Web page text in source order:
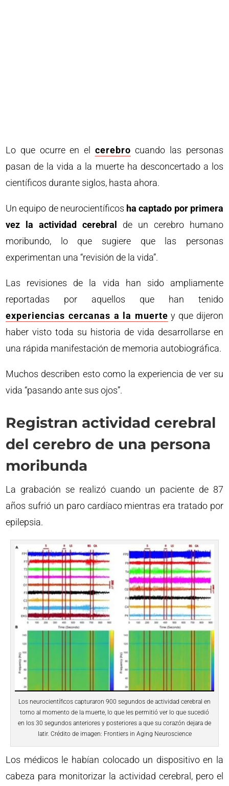
Lo que ocurre en el cerebro cuando las personas
pasan de la vida a la muerte ha desconcertado a los
científicos durante siglos, hasta ahora.
Un equipo de neurocientíficos ha captado por primera
vez la actividad cerebral
de un cerebro humano
moribundo, lo que sugiere que las personas
experimentan una “revisión de la vida”.
Las revisiones de la vida han sido ampliamente
reportadas por aquellos que han tenido
experiencias cercanas a la muerte y que dijeron
haber visto toda su historia de vida desarrollarse en
una rápida manifestación de memoria autobiográfica.
Muchos describen esto como la experiencia de ver su
vida “pasando ante sus ojos”.
Registran actividad cerebral
del cerebro de una persona
moribunda
La grabación se realizó cuando un paciente de 87
años sufrió un paro cardíaco mientras era tratado por
epilepsia.
Los neurocientíficos capturaron 900 segundos de actividad cerebral en
torno al momento de la muerte, lo que les permitió ver lo que sucedió
en los 30 segundos anteriores y posteriores a que su corazón dejara de
latir. Crédito de imagen: Frontiers in Aging Neuroscience
Los médicos le habían colocado un dispositivo en la
cabeza para monitorizar la actividad cerebral, pero el